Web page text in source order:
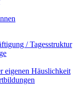
/ Tagesstruktur
eigenen Häuslichkeit